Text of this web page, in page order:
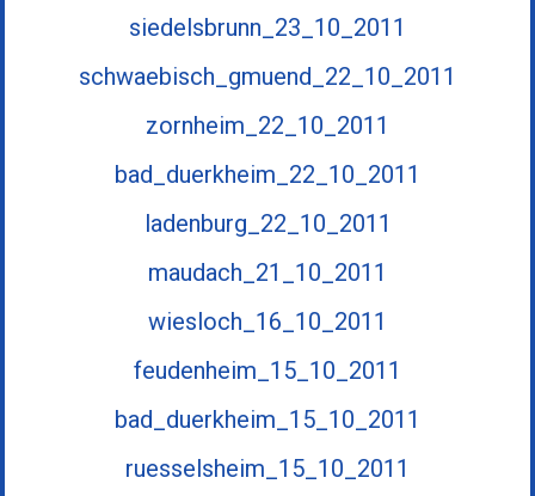
siedelsbrunn_23_10_2011
schwaebisch_gmuend_22_10_2011
zornheim_22_10_2011
bad_duerkheim_22_10_2011
ladenburg_22_10_2011
maudach_21_10_2011
wiesloch_16_10_2011
feudenheim_15_10_2011
bad_duerkheim_15_10_2011
ruesselsheim_15_10_2011